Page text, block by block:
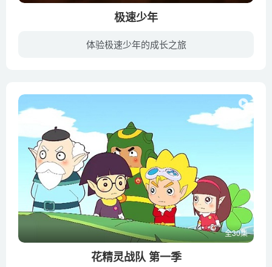
极速少年
体验极速少年的成长之旅
全30集
花精灵战队 第一季